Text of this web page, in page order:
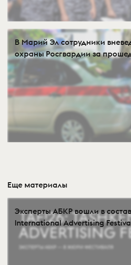
В Марий Эл сотрудники
охраны Росгвардии за
Еще материалы
Эксперты АБКР вошли в
International Advertising